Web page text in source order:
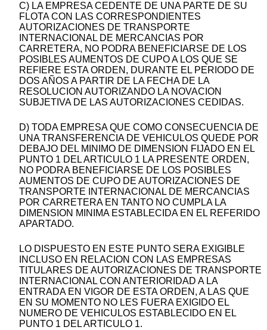
C) LA EMPRESA CEDENTE DE UNA PARTE DE SU
FLOTA CON LAS CORRESPONDIENTES
AUTORIZACIONES DE TRANSPORTE
INTERNACIONAL DE MERCANCIAS POR
CARRETERA, NO PODRA BENEFICIARSE DE LOS
POSIBLES AUMENTOS DE CUPO A LOS QUE SE
REFIERE ESTA ORDEN, DURANTE EL PERIODO DE
DOS AÑOS A PARTIR DE LA FECHA DE LA
RESOLUCION AUTORIZANDO LA NOVACION
SUBJETIVA DE LAS AUTORIZACIONES CEDIDAS.
D) TODA EMPRESA QUE COMO CONSECUENCIA DE
UNA TRANSFERENCIA DE VEHICULOS QUEDE POR
DEBAJO DEL MINIMO DE DIMENSION FIJADO EN EL
PUNTO 1 DEL ARTICULO 1 LA PRESENTE ORDEN,
NO PODRA BENEFICIARSE DE LOS POSIBLES
AUMENTOS DE CUPO DE AUTORIZACIONES DE
TRANSPORTE INTERNACIONAL DE MERCANCIAS
POR CARRETERA EN TANTO NO CUMPLA LA
DIMENSION MINIMA ESTABLECIDA EN EL REFERIDO
APARTADO.
LO DISPUESTO EN ESTE PUNTO SERA EXIGIBLE
INCLUSO EN RELACION CON LAS EMPRESAS
TITULARES DE AUTORIZACIONES DE TRANSPORTE
INTERNACIONAL CON ANTERIORIDAD A LA
ENTRADA EN VIGOR DE ESTA ORDEN, A LAS QUE
EN SU MOMENTO NO LES FUERA EXIGIDO EL
NUMERO DE VEHICULOS ESTABLECIDO EN EL
PUNTO 1 DEL ARTICULO 1.